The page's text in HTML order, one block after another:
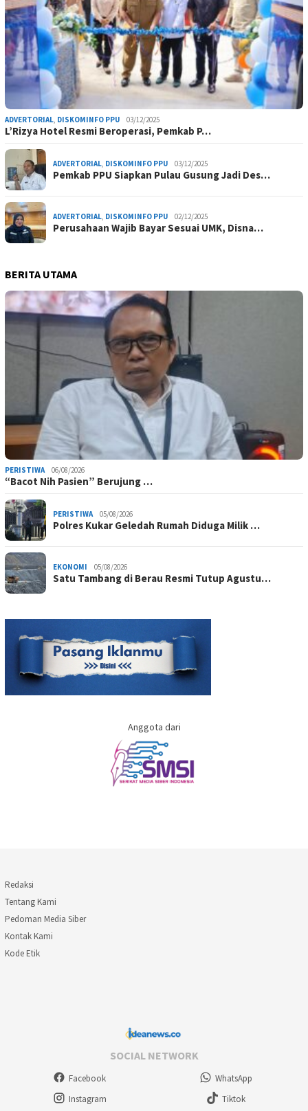
ADVERTORIAL, DISKOMINFO PPU 03/12/2025
L’Rizya Hotel Resmi Beroperasi, Pemkab P…
ADVERTORIAL, DISKOMINFO PPU 03/12/2025
Pemkab PPU Siapkan Pulau Gusung Jadi Des…
ADVERTORIAL, DISKOMINFO PPU 02/12/2025
Perusahaan Wajib Bayar Sesuai UMK, Disna…
BERITA UTAMA
PERISTIWA 06/08/2026
“Bacot Nih Pasien” Berujung …
PERISTIWA 05/08/2026
Polres Kukar Geledah Rumah Diduga Milik …
EKONOMI 05/08/2026
Satu Tambang di Berau Resmi Tutup Agustu…
Anggota dari
Redaksi
Tentang Kami
Pedoman Media Siber
Kontak Kami
Kode Etik
SOCIAL NETWORK
Facebook
WhatsApp
Instagram
Tiktok